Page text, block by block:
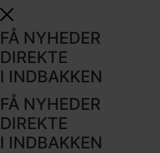
FÅ NYHEDER
DIREKTE
I INDBAKKEN
FÅ NYHEDER
DIREKTE
I INDBAKKEN